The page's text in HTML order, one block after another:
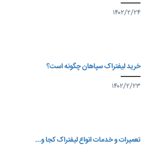
۱۴۰۲/۲/۲۴
خرید لیفتراک سپاهان چگونه است؟
۱۴۰۲/۲/۲۳
تعمیرات و خدمات انواع لیفتراک کجا و...